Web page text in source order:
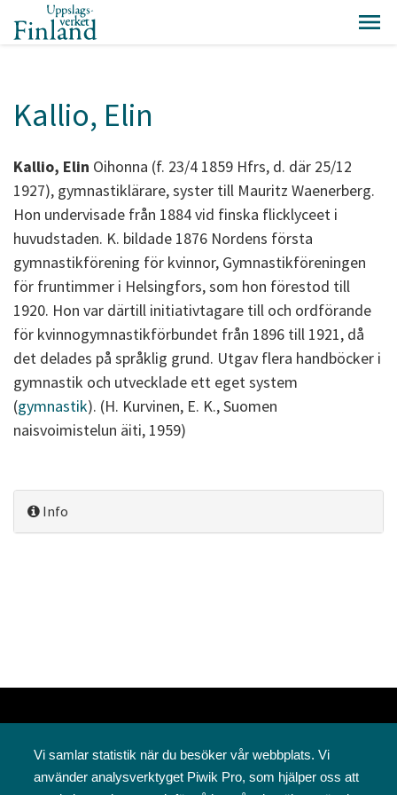
Kallio, Elin
Kallio, Elin Oihonna (f. 23/4 1859 Hfrs, d. där 25/12
1927), gymnastiklärare, syster till Mauritz Waenerberg.
Hon undervisade från 1884 vid finska flicklyceet i
huvudstaden. K. bildade 1876 Nordens första
gymnastikförening för kvinnor, Gymnastikföreningen
för fruntimmer i Helsingfors, som hon förestod till
1920. Hon var därtill initiativtagare till och ordförande
för kvinnogymnastikförbundet från 1896 till 1921, då
det delades på språklig grund. Utgav flera handböcker i
gymnastik och utvecklade ett eget system
(gymnastik). (H. Kurvinen, E. K., Suomen
naisvoimistelun äiti, 1959)
Info
Vi samlar statistik när du besöker vår webbplats. Vi
använder analysverktyget Piwik Pro, som hjälper oss att